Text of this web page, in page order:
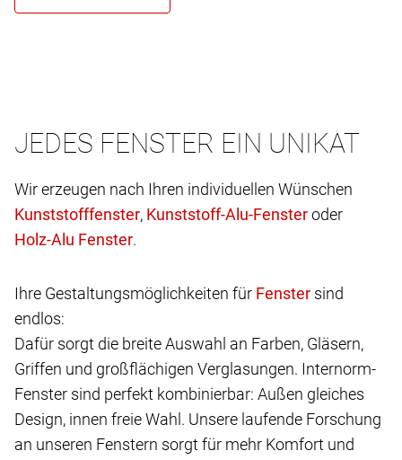
JEDES FENSTER EIN UNIKAT
Wir erzeugen nach Ihren individuellen Wünschen
,
oder
.
Ihre Gestaltungsmöglichkeiten für
sind
endlos:
Dafür sorgt die breite Auswahl an Farben, Gläsern,
Griffen und großflächigen Verglasungen. Internorm-
Fenster sind perfekt kombinierbar: Außen gleiches
Design, innen freie Wahl. Unsere laufende Forschung
an unseren Fenstern sorgt für mehr Komfort und